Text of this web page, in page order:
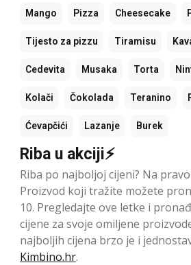
Mango Pizza Cheesecake
Tijesto za pizzu Tiramisu
Cedevita Musaka Torta
Kolači Čokolada Teranino
Ćevapčići Lazanje Burek
Riba u akciji⚡
Riba po najboljoj cijeni? Na
Proizvod koji tražite možete
10. Pregledajte ove letke i
cijene za svoje omiljene
najboljih cijena brzo je i
Kimbino.hr.